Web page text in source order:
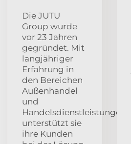
Die JUTU
Group wurde
vor 23 Jahren
gegründet. Mit
langjähriger
Erfahrung in
den Bereichen
Außenhandel
und
Handelsdienstleistungen
unterstützt sie
ihre Kunden